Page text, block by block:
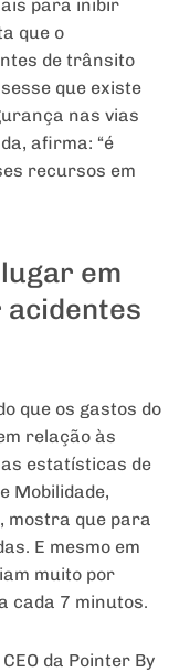
para inibir
que o
de trânsito
que existe
nas vias
afirma: “é
recursos em
em
que os gastos do
relação às
estatísticas de
Mobilidade,
mostra que para
E mesmo em
muito por
cada 7 minutos.
da Pointer By